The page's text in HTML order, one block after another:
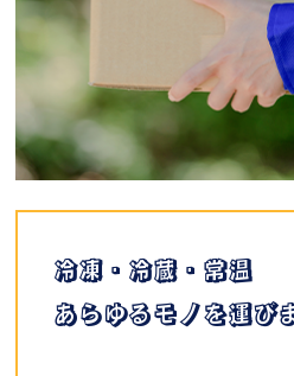
冷凍・冷蔵・常温
あらゆるモノを運び